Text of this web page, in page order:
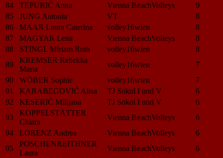
84
TEPURIĆ Anna Vienna BeachVolleys
9
85
JUNG Antonia VT
8
86
MAAR Laura Caterina volley16wien
8
87
MAGYAR Lena Vienna BeachVolleys
8
88
STINGL Miriam Ruth volley16wien
8
89
KREMSER Rebekka
Maria
volley16wien
7
90
WÖBER Sophie volley16wien
7
91
KARABEGOVIĆ Alisa TJ Sokol I und V
6
92
KESERIĆ Milijana TJ Sokol I und V
6
93
KOPPELSTÄTTER
Chiara
Vienna BeachVolleys
6
94
LORENZ Andrea Vienna BeachVolleys
6
95
POSCHENREITHNER
Laura
Vienna BeachVolleys
6